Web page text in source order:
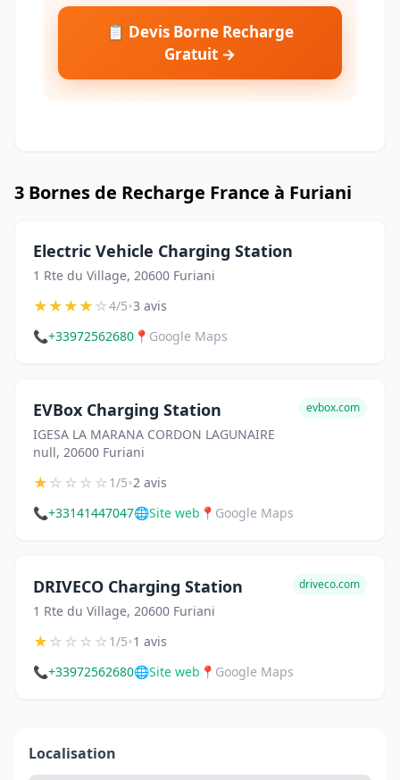
📋 Devis Borne Recharge
Gratuit →
3 Bornes de Recharge France à Furiani
Electric Vehicle Charging Station
1 Rte du Village, 20600 Furiani
★★★★☆4/5•3 avis
📞+33972562680 📍 Google Maps
EVBox Charging Station
IGESA LA MARANA CORDON LAGUNAIRE
null, 20600 Furiani
evbox.com
★☆☆☆☆1/5•2 avis
📞+33141447047🌐Site web 📍 Google Maps
DRIVECO Charging Station
1 Rte du Village, 20600 Furiani
driveco.com
★☆☆☆☆1/5•1 avis
📞+33972562680🌐Site web 📍 Google Maps
Localisation